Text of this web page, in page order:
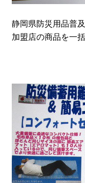
静岡県防災用品普
加盟店の商品を一